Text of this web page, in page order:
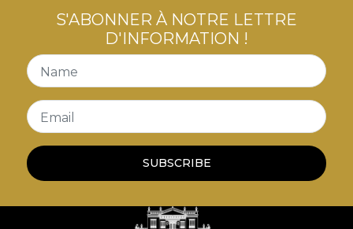
S'ABONNER À NOTRE LETTRE
D'INFORMATION !
Name
Email
SUBSCRIBE